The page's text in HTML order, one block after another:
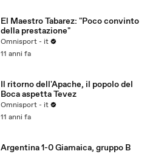
El Maestro Tabarez: "Poco convinto
della prestazione"
Omnisport - it
11 anni fa
Il ritorno dell'Apache, il popolo del
Boca aspetta Tevez
Omnisport - it
11 anni fa
Argentina 1-0 Giamaica, gruppo B